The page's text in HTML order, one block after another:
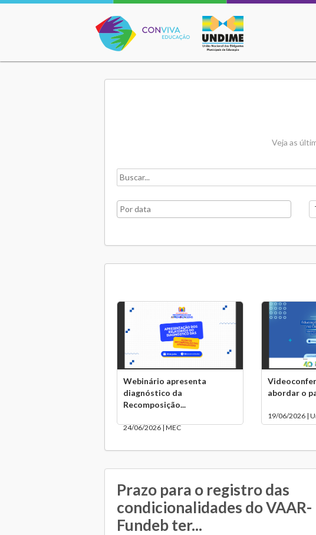
Conviva Educação
Veja as
Webinário apresenta
diagnóstico da
Recomposição...
24/06/2026 | MEC
abordar o
19/06/2026 |
Prazo para o registro das
condicionalidades do VAAR-
Fundeb ter...